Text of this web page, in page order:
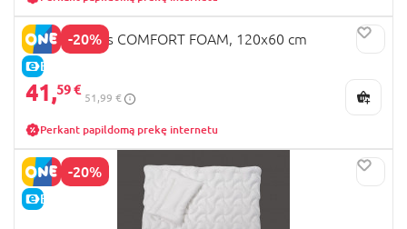
-20%
E-KAINA
MILLI čiužinys COMFORT FOAM, 120x60 cm
41,59 €
51,99 €
Perkant papildomą prekę internetu
-20%
E-KAINA